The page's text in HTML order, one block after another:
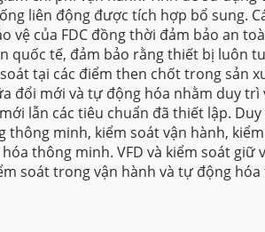
liên động được tích hợp bổ sung.
của FDC đồng thời đảm bảo an
quốc tế, đảm bảo rằng thiết bị luôn
tại các điểm then chốt trong sản
đổi mới và tự động hóa nhằm duy
lẫn các tiêu chuẩn đã thiết lập.
minh, kiểm soát vận hành,
thông minh. VFD và kiểm soát
soát trong vận hành và tự động